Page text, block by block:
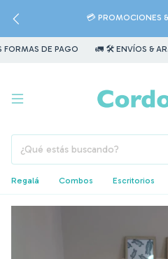
💳 PROMOCIONES
DE PAGO 🚛 🛠️ ENVÍOS & ARMADO
Regalá Combos Escritorios